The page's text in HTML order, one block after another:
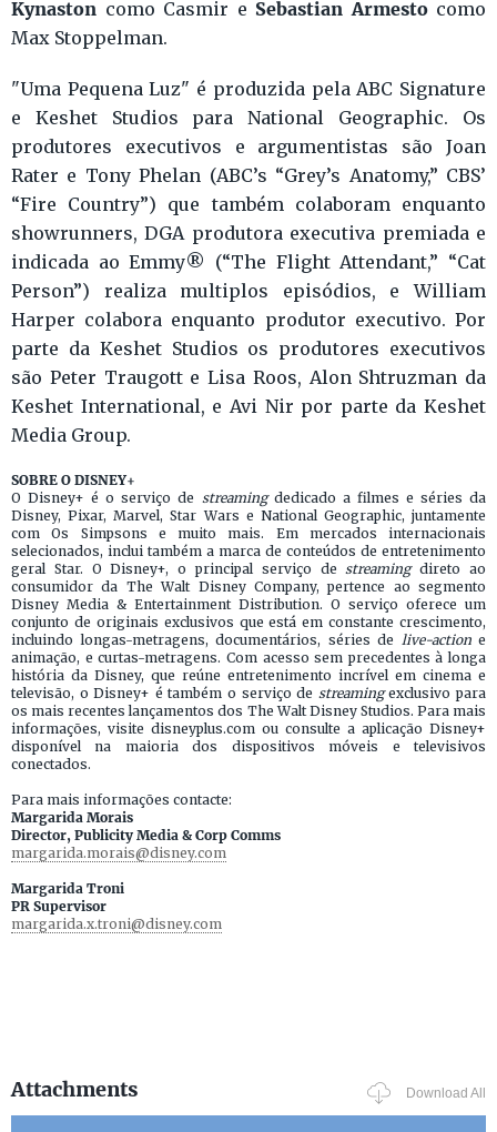
Kynaston como Casmir e Sebastian Armestocomo
Max Stoppelman.
"Uma Pequena Luz" é produzida pela ABC Signature
e Keshet Studios para National Geographic. Os
produtores executivos e argumentistas são Joan
Rater e Tony Phelan (ABC’s “Grey’s Anatomy,” CBS’
“Fire Country”) que também colaboram enquanto
showrunners, DGA produtora executiva premiada e
indicada ao Emmy® (“The Flight Attendant,” “Cat
Person”) realiza multiplos episódios, e William
Harper colabora enquanto produtor executivo. Por
parte da Keshet Studios os produtores executivos
são Peter Traugott e Lisa Roos, Alon Shtruzman da
Keshet International, e Avi Nir por parte da Keshet
Media Group.
SOBRE O DISNEY+
O Disney+ é o serviço de streamingdedicado a filmes e séries da
Disney, Pixar, Marvel, Star Wars e National Geographic, juntamente
com Os Simpsons e muito mais. Em mercados internacionais
selecionados, inclui também a marca de conteúdos de entretenimento
geral Star. O Disney+, o principal serviço de streamingdireto ao
consumidor da The Walt Disney Company, pertence ao segmento
Disney Media & Entertainment Distribution. O serviço oferece um
conjunto de originais exclusivos que está em constante crescimento,
incluindo longas-metragens, documentários, séries de live-actione
animação, e curtas-metragens. Com acesso sem precedentes à longa
história da Disney, que reúne entretenimento incrível em cinema e
televisão, o Disney+ é também o serviço de streamingexclusivo para
os mais recentes lançamentos dos The Walt Disney Studios. Para mais
informações, visite disneyplus.com ou consulte a aplicação Disney+
disponível na maioria dos dispositivos móveis e televisivos
conectados.
Para mais informações contacte:
Margarida Morais
Director, Publicity Media & Corp Comms
margarida.morais@disney.com
Margarida Troni
PR Supervisor
margarida.x.troni@disney.com
Attachments Download All